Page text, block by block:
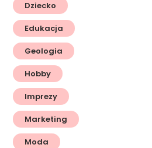
Dziecko
Edukacja
Geologia
Hobby
Imprezy
Marketing
Moda